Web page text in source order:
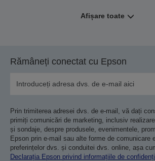
Afișare toate
Rămâneți conectat cu Epson
Prin trimiterea adresei dvs. de e-mail, vă dați
primiți comunicări de marketing, inclusiv
și sondaje, despre produsele, evenimentele,
Epson prin e-mail sau alte forme de comunicare
preferințelor dvs. și conduitei dvs. online, așa
Declarația Epson privind informațiile de